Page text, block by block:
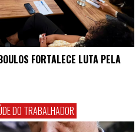
FORTALECE LUTA PELA
DO TRABALHADOR